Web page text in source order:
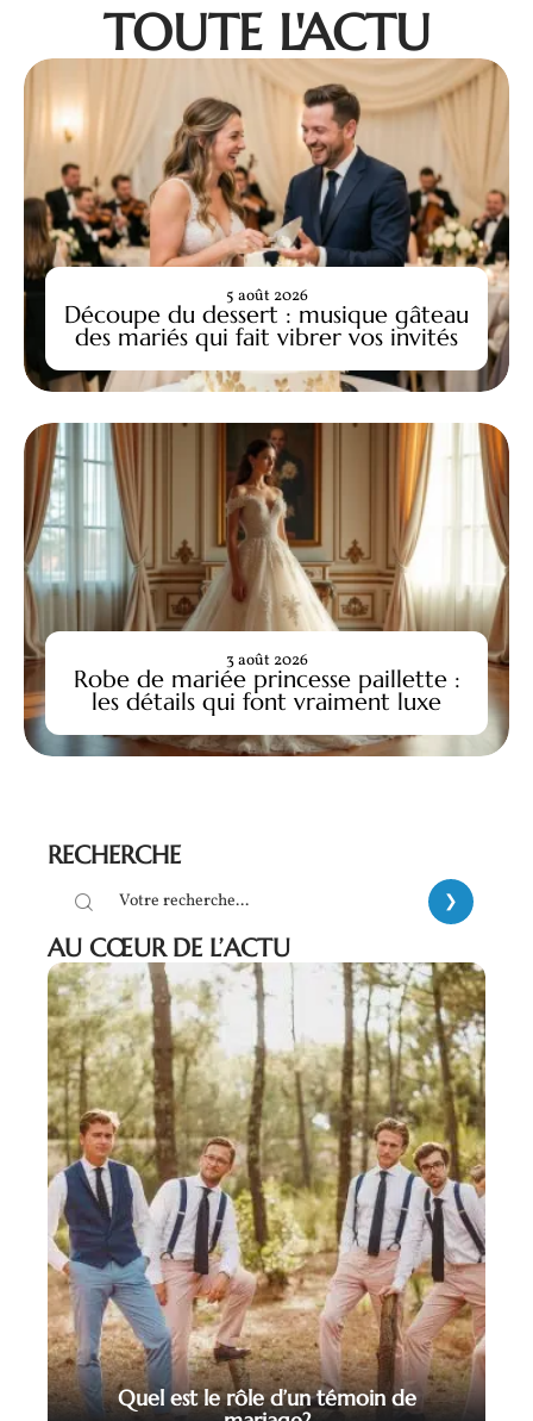
TOUTE L'ACTU
Découpe du dessert : musique gâteau
des mariés qui fait vibrer vos invités
5 août 2026
Robe de mariée princesse paillette :
les détails qui font vraiment luxe
3 août 2026
RECHERCHE
AU CŒUR DE L’ACTU
Quel est le rôle d’un témoin de